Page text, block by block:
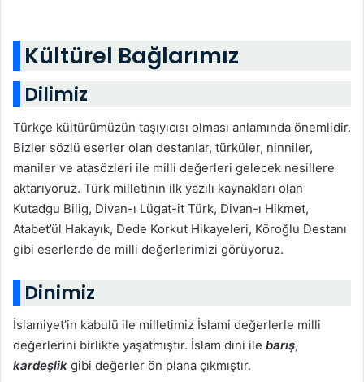
Kültürel Bağlarımız
Dilimiz
Türkçe kültürümüzün taşıyıcısı olması anlamında önemlidir.
Bizler sözlü eserler olan destanlar, türküler, ninniler,
maniler ve atasözleri ile milli değerleri gelecek nesillere
aktarıyoruz. Türk milletinin ilk yazılı kaynakları olan
Kutadgu Bilig, Divan-ı Lügat-it Türk, Divan-ı Hikmet,
Atabet’ül Hakayık, Dede Korkut Hikayeleri, Köroğlu Destanı
gibi eserlerde de milli değerlerimizi görüyoruz.
Dinimiz
İslamiyet’in kabulü ile milletimiz İslami değerlerle milli
değerlerini birlikte yaşatmıştır. İslam dini ile barış,
kardeşlik gibi değerler ön plana çıkmıştır.